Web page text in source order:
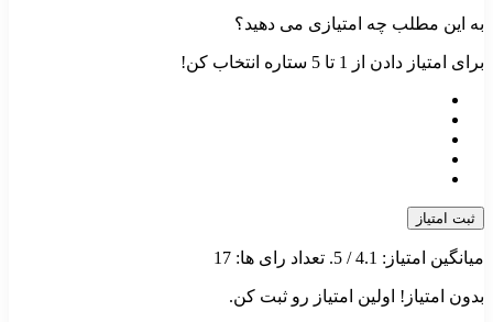
به این مطلب چه امتیازی می دهید؟
برای امتیاز دادن از 1 تا 5 ستاره انتخاب کن!
ثبت امتیاز
میانگین امتیاز: 4.1/ 5. تعداد رای ها: 17
بدون امتیاز! اولین امتیاز رو ثبت کن.